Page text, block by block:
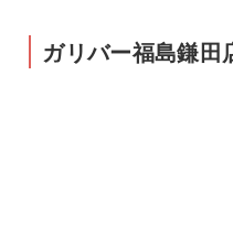
ガリバー福島鎌田